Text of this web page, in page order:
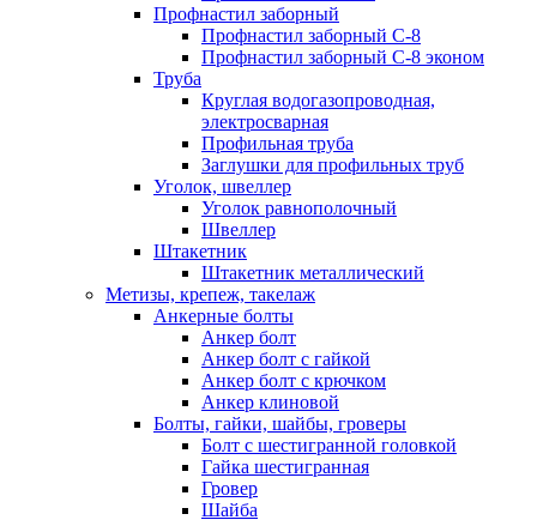
Профнастил заборный
Профнастил заборный С-8
Профнастил заборный С-8 эконом
Труба
Круглая водогазопроводная,
электросварная
Профильная труба
Заглушки для профильных труб
Уголок, швеллер
Уголок равнополочный
Швеллер
Штакетник
Штакетник металлический
Метизы, крепеж, такелаж
Анкерные болты
Анкер болт
Анкер болт с гайкой
Анкер болт с крючком
Анкер клиновой
Болты, гайки, шайбы, гроверы
Болт c шестигранной головкой
Гайка шестигранная
Гровер
Шайба